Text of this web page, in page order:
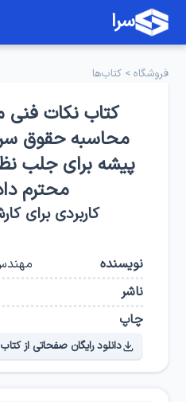
سرا
فروشگاه >کتاب‌ها
کتاب نکات فنی
محاسبه حقوق
پیشه برای جلب
محترم
کاربردی برای
نویسنده
ناشر
چاپ
دانلود رایگان صفحاتی از کتاب